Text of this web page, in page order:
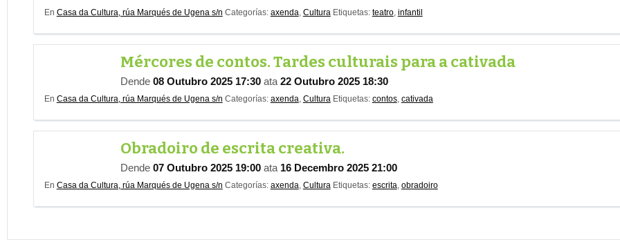
En Casa da Cultura, rúa Marqués de Ugena s/n Categorías: axenda, Cultura Etiquetas: teatro, infantil
Mércores de contos. Tardes culturais para a cativada
Dende 08 Outubro 2025 17:30 ata 22 Outubro 2025 18:30
En Casa da Cultura, rúa Marqués de Ugena s/n Categorías: axenda, Cultura Etiquetas: contos, cativada
Obradoiro de escrita creativa.
Dende 07 Outubro 2025 19:00 ata 16 Decembro 2025 21:00
En Casa da Cultura, rúa Marqués de Ugena s/n Categorías: axenda, Cultura Etiquetas: escrita, obradoiro